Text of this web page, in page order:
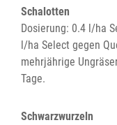
Schalotten
Dosierung: 0.4 l/ha
l/ha Select gegen
mehrjährige
Tage.
Schwarzwurzeln